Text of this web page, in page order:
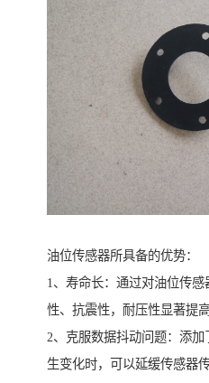
油位传感器所具备的优势：
1、寿命长：通过对油位传
性、抗震性，耐压性显著提
2、克服数据抖动问题：添
生变化时，可以延缓传感器